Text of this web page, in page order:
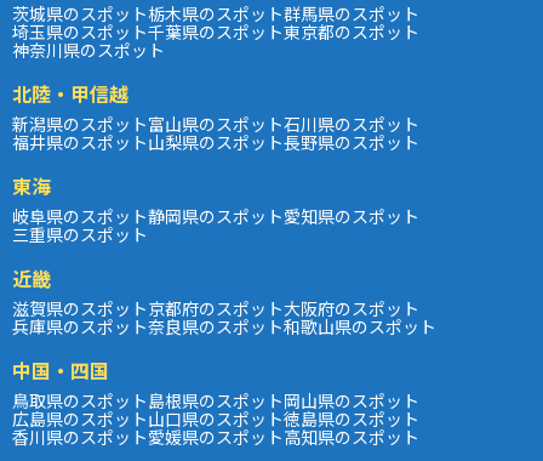
茨城県のスポット栃木県のスポット群馬県のスポット
埼玉県のスポット千葉県のスポット東京都のスポット
神奈川県のスポット
北陸・甲信越
新潟県のスポット富山県のスポット石川県のスポット
福井県のスポット山梨県のスポット長野県のスポット
東海
岐阜県のスポット静岡県のスポット愛知県のスポット
三重県のスポット
近畿
滋賀県のスポット京都府のスポット大阪府のスポット
兵庫県のスポット奈良県のスポット和歌山県のスポット
中国・四国
鳥取県のスポット島根県のスポット岡山県のスポット
広島県のスポット山口県のスポット徳島県のスポット
香川県のスポット愛媛県のスポット高知県のスポット